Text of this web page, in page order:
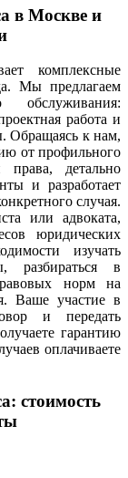
в Москве и
комплексные
Мы предлагаем
обслуживания:
работа и
Обращаясь к нам,
от профильного
детально
и разработает
случая.
или адвоката,
юридических
изучать
разбираться в
норм на
Ваше участие в
и передать
гарантию
оплачиваете
стоимость